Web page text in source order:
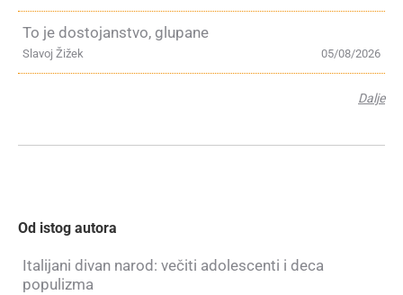
To je dostojanstvo, glupane
05/08/2026
Slavoj Žižek
Dalje
Od istog autora
Italijani divan narod: večiti adolescenti i deca
populizma